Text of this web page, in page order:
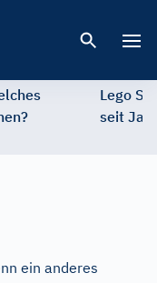
Lego
seit
ein anderes